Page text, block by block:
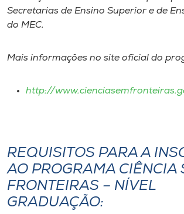
Unoesc
Store
o idioma
A-
Secretarias de Ensino Superior e de
do MEC.
Mais informações no site oficial do
http://
REQUISITOS PARA A
AO PROGRAMA CIÊNCIA
FRONTEIRAS – NÍVEL
GRADUAÇÃO: